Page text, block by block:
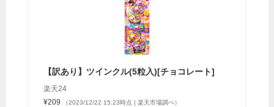
【訳あり】ツインクル(5粒入)[チョコレート]
楽天24
¥209
（2023/12/22 15:23時点 | 楽天市場調べ）